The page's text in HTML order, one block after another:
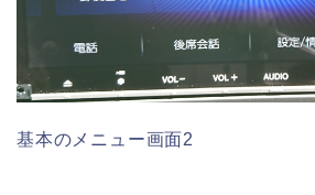
基本のメニュー画面2